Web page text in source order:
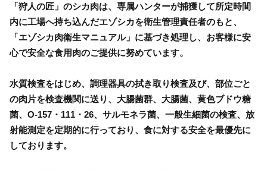
「狩人の匠」のシカ肉は、専属ハンターが捕獲して所定時間
内に工場へ持ち込んだエゾシカを衛生管理責任者のもと、
「エゾシカ肉衛生マニュアル」に基づき処理し、お客様に安
心で安全な食用肉のご提供に努めています。
水質検査をはじめ、調理器具の拭き取り検査及び、部位ごと
の肉片を検査機関に送り、大腸菌群、大腸菌、黄色ブドウ糖
菌、O-157・111・26、サルモネラ菌、一般生細菌の検査、放
射能測定を定期的に行っており、食に対する安全を最優先に
しております。